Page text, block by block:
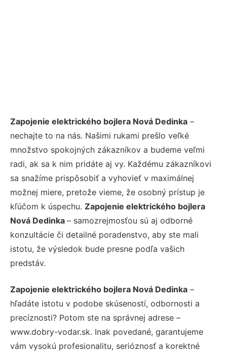
Zapojenie elektrického bojlera Nová Dedinka –
nechajte to na nás. Našimi rukami prešlo veľké
množstvo spokojných zákazníkov a budeme veľmi
radi, ak sa k nim pridáte aj vy. Každému zákazníkovi
sa snažíme prispôsobiť a vyhovieť v maximálnej
možnej miere, pretože vieme, že osobný prístup je
kľúčom k úspechu. Zapojenie elektrického bojlera
Nová Dedinka – samozrejmosťou sú aj odborné
konzultácie či detailné poradenstvo, aby ste mali
istotu, že výsledok bude presne podľa vašich
predstáv.
Zapojenie elektrického bojlera Nová Dedinka –
hľadáte istotu v podobe skúseností, odbornosti a
precíznosti? Potom ste na správnej adrese –
www.dobry-vodar.sk. Inak povedané, garantujeme
vám vysokú profesionalitu, serióznosť a korektné